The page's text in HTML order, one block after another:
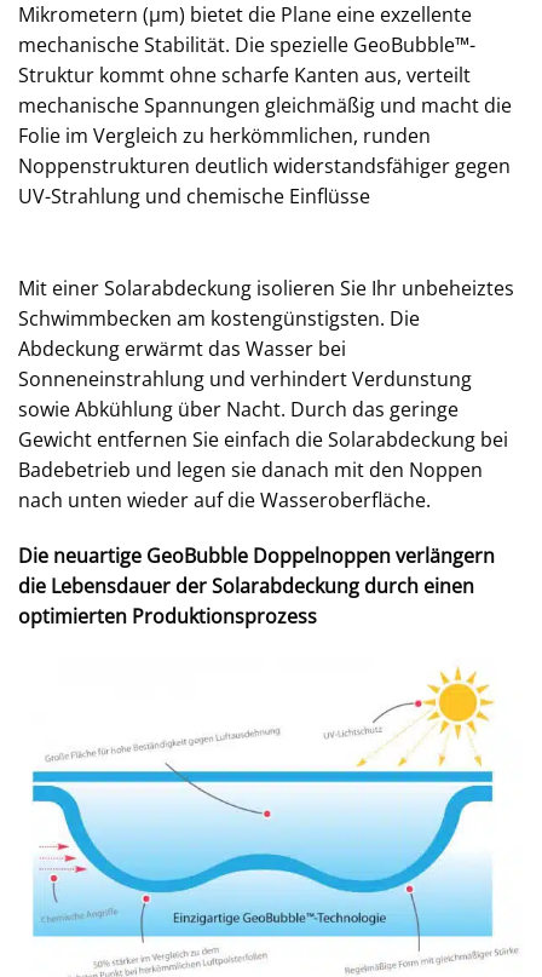
Mikrometern (µm) bietet die Plane eine exzellente
mechanische Stabilität. Die spezielle GeoBubble™-
Struktur kommt ohne scharfe Kanten aus, verteilt
mechanische Spannungen gleichmäßig und macht die
Folie im Vergleich zu herkömmlichen, runden
Noppenstrukturen deutlich widerstandsfähiger gegen
UV-Strahlung und chemische Einflüsse
Mit einer Solarabdeckung isolieren Sie Ihr unbeheiztes
Schwimmbecken am kostengünstigsten. Die
Abdeckung erwärmt das Wasser bei
Sonneneinstrahlung und verhindert Verdunstung
sowie Abkühlung über Nacht. Durch das geringe
Gewicht entfernen Sie einfach die Solarabdeckung bei
Badebetrieb und legen sie danach mit den Noppen
nach unten wieder auf die Wasseroberfläche.
Die neuartige GeoBubble Doppelnoppen verlängern
die Lebensdauer der Solarabdeckung durch einen
optimierten Produktionsprozess